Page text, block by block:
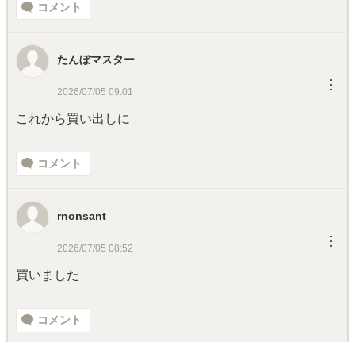
コメント
たんぼマスター
2026/07/05 09:01 ︙
これから買い出しに
コメント
rnonsant
2026/07/05 08:52 ︙
買いました
コメント